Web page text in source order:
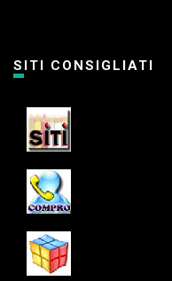
SITI CONSIGLIATI